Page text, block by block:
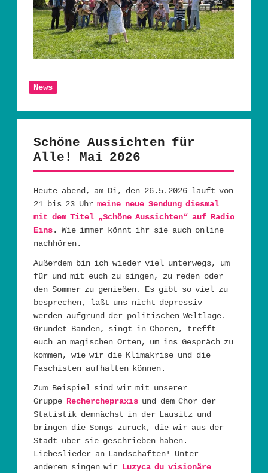
News
Schöne Aussichten für
Alle! Mai 2026
Heute abend, am Di, den 26.5.2026 läuft von
21 bis 23 Uhrmeine neue Sendung diesmal
mit dem Titel „Schöne Aussichten“ auf Radio
Eins. Wie immer könnt ihr sie auch online
nachhören.
Außerdem bin ich wieder viel unterwegs, um
für und mit euch zu singen, zu reden oder
den Sommer zu genießen. Es gibt so viel zu
besprechen, laßt uns nicht depressiv
werden aufgrund der politischen Weltlage.
Gründet Banden, singt in Chören, trefft
euch an magischen Orten, um ins Gespräch zu
kommen, wie wir die Klimakrise und die
Faschisten aufhalten können.
Zum Beispiel sind wir mit unserer
Gruppe Recherchepraxis und dem Chor der
Statistik demnächst in der Lausitz und
bringen die Songs zurück, die wir aus der
Stadt über sie geschrieben haben.
Liebeslieder an Landschaften! Unter
anderem singen wir Luzyca du visionäre